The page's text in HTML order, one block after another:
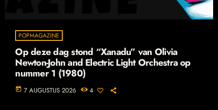
POPMAGAZINE
Op deze dag stond “Xanadu” van Olivia
Newton-John and Electric Light Orchestra op
nummer 1 (1980)
today 7 AUGUSTUS 2026 4